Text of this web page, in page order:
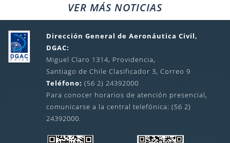
VER MÁS NOTICIAS
Dirección General de Aeronáutica Civil,
DGAC:
Miguel Claro 1314, Providencia,
Santiago de Chile Clasificador 3, Correo 9
Teléfono: (56 2) 24392000
Para conocer horarios de atención presencial,
comunicarse a la central telefónica: (56 2)
24392000.